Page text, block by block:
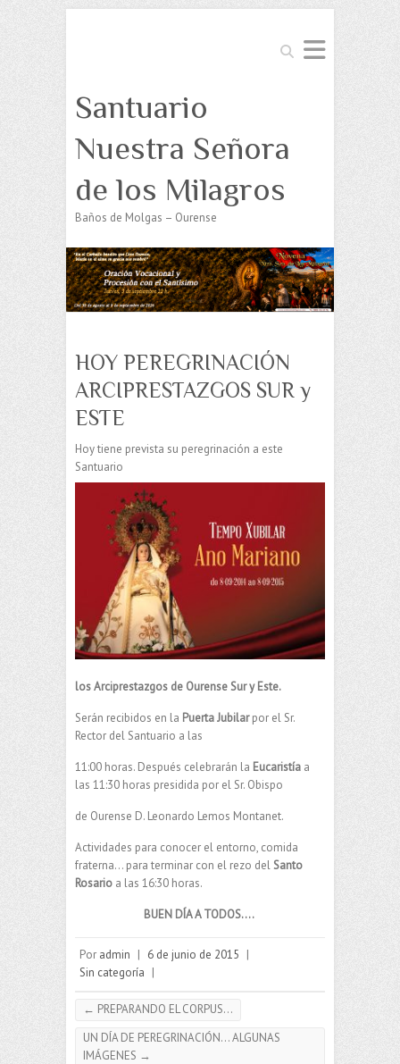
Buscar
Santuario
Nuestra Señora
de los Milagros
Baños de Molgas – Ourense
HOY PEREGRINACIÓN
ARCIPRESTAZGOS SUR y
ESTE
Hoy tiene prevista su peregrinación a este
Santuario
los Arciprestazgos de Ourense Sur y Este.
Serán recibidos en la Puerta Jubilarpor el Sr.
Rector del Santuario a las
11:00 horas. Después celebrarán la Eucaristía a
las 11:30 horas presidida por el Sr. Obispo
de Ourense D. Leonardo Lemos Montanet.
Actividades para conocer el entorno, comida
fraterna… para terminar con el rezo del Santo
Rosario a las 16:30 horas.
BUEN DÍA A TODOS….
Por admin | 6 de junio de 2015 |
Sin categoría |
← PREPARANDO EL CORPUS…
UN DÍA DE PEREGRINACIÓN… ALGUNAS
IMÁGENES →